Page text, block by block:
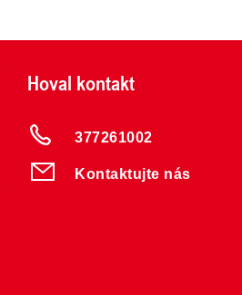
Hoval kontakt
377261002
Kontaktujte nás